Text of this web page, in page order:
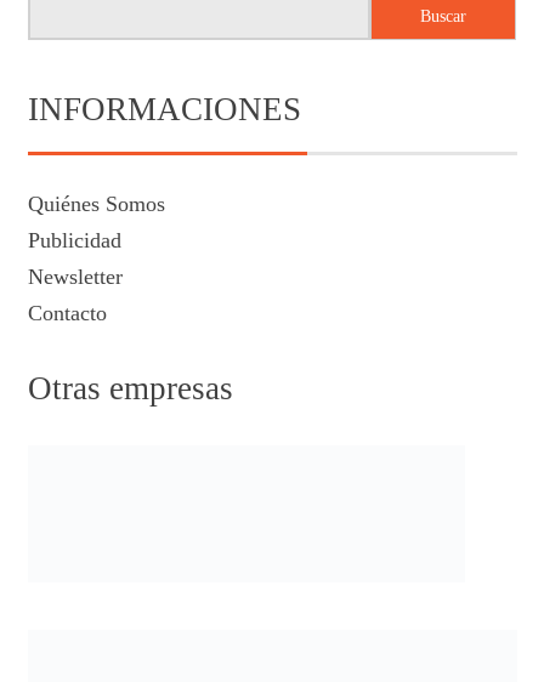
Buscar
INFORMACIONES
Quiénes Somos
Publicidad
Newsletter
Contacto
Otras empresas